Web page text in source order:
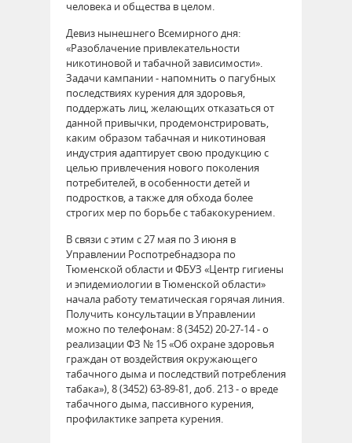
человека и общества в целом.
Девиз нынешнего Всемирного дня:
«Разоблачение привлекательности
никотиновой и табачной зависимости».
Задачи кампании - напомнить о пагубных
последствиях курения для здоровья,
поддержать лиц, желающих отказаться от
данной привычки, продемонстрировать,
каким образом табачная и никотиновая
индустрия адаптирует свою продукцию с
целью привлечения нового поколения
потребителей, в особенности детей и
подростков, а также для обхода более
строгих мер по борьбе с табакокурением.
В связи с этим с 27 мая по 3 июня в
Управлении Роспотребнадзора по
Тюменской области и ФБУЗ «Центр гигиены
и эпидемиологии в Тюменской области»
начала работу тематическая горячая линия.
Получить консультации в Управлении
можно по телефонам: 8 (3452) 20-27-14 - о
реализации ФЗ № 15 «Об охране здоровья
граждан от воздействия окружающего
табачного дыма и последствий потребления
табака»), 8 (3452) 63-89-81, доб. 213 - о вреде
табачного дыма, пассивного курения,
профилактике запрета курения.